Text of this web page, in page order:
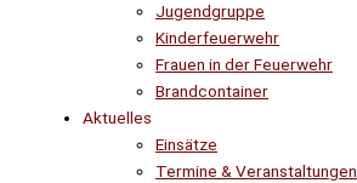
Jugendgruppe
Kinderfeuerwehr
Frauen in der Feuerwehr
Brandcontainer
Aktuelles
Einsätze
Termine & Veranstaltungen